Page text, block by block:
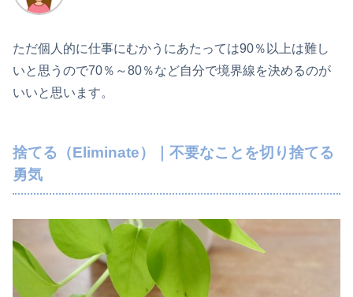
ただ個人的に仕事にむかうにあたっては90％以上は難し
いと思うので70％～80％など自分で境界線を決めるのが
いいと思います。
捨てる（Eliminate）｜不要なことを切り捨てる
勇気